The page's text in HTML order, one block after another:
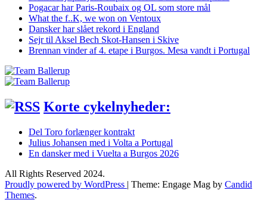
Pogacar har Paris-Roubaix og OL som store mål
What the f..K, we won on Ventoux
Dansker har slået rekord i England
Sejr til Aksel Bech Skot-Hansen i Skive
Brennan vinder af 4. etape i Burgos. Mesa vandt i Portugal
Korte cykelnyheder:
Del Toro forlænger kontrakt
Julius Johansen med i Volta a Portugal
En dansker med i Vuelta a Burgos 2026
All Rights Reserved 2024.
Proudly powered by WordPress | Theme: Engage Mag by Candid
Themes.